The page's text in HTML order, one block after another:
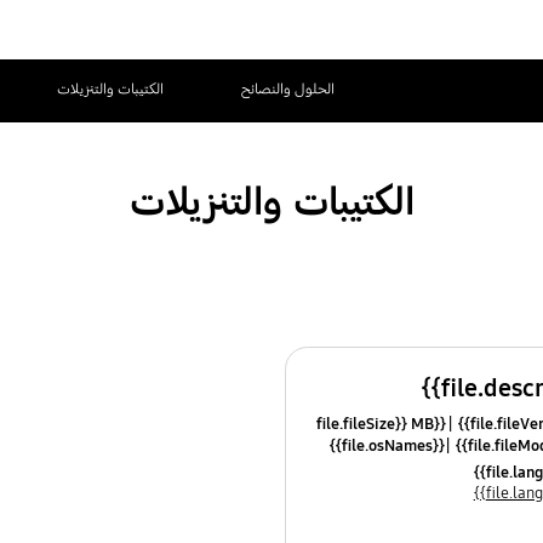
الحلول والنصائح الكتيبات والتنزيلات
الكتيبات والتنزيلات
{{file.fileSize}} MB
{{file.osNames}}